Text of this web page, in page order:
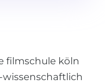
filmschule köln